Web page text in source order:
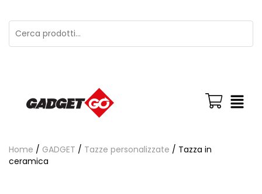
Home / GADGET / Tazze personalizzate / Tazza in
ceramica